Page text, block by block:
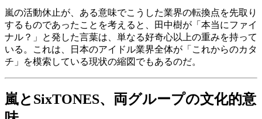
嵐の活動休止が、ある意味でこうした業界の転換点を先取り
するものであったことを考えると、田中樹が「本当にファイ
ナル？」と発した言葉は、単なる好奇心以上の重みを持って
いる。これは、日本のアイドル業界全体が「これからのカタ
チ」を模索している現状の縮図でもあるのだ。
嵐とSixTONES、両グループの文化的意